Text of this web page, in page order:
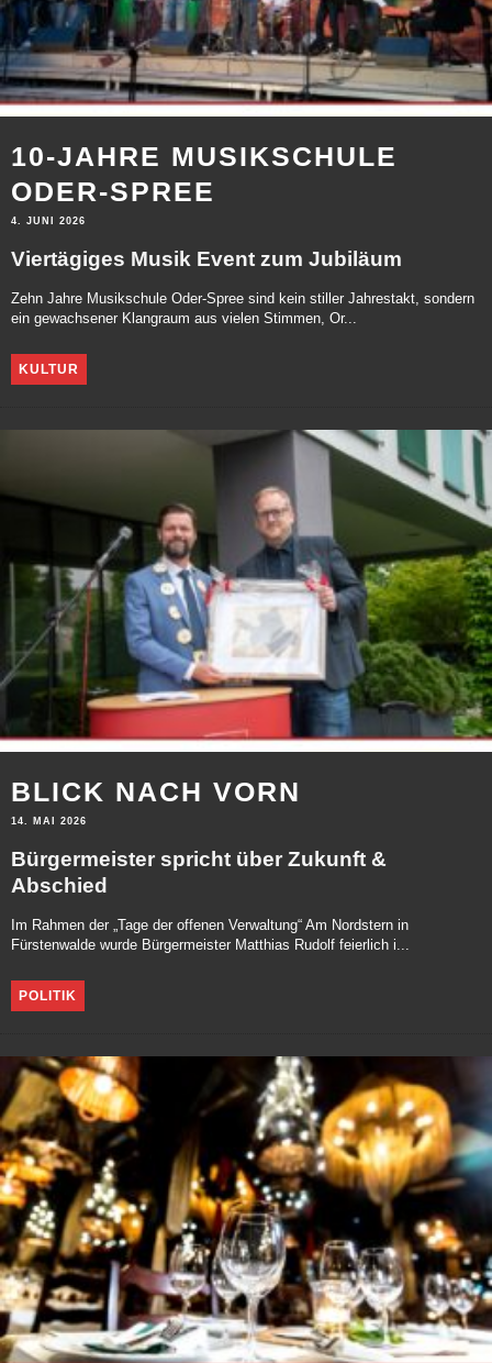
10-JAHRE MUSIKSCHULE
ODER-SPREE
4. JUNI 2026
Viertägiges Musik Event zum Jubiläum
Zehn Jahre Musikschule Oder-Spree sind kein stiller Jahrestakt, sondern
ein gewachsener Klangraum aus vielen Stimmen, Or...
KULTUR
BLICK NACH VORN
14. MAI 2026
Bürgermeister spricht über Zukunft &
Abschied
Im Rahmen der „Tage der offenen Verwaltung“ Am Nordstern in
Fürstenwalde wurde Bürgermeister Matthias Rudolf feierlich i...
POLITIK